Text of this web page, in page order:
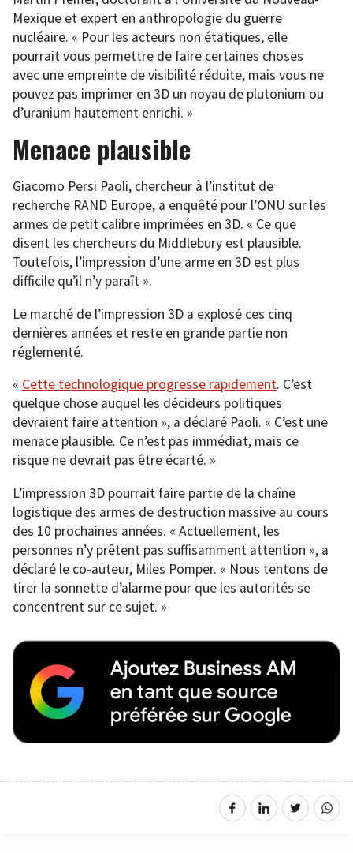
Mexique et expert en anthropologie du guerre
nucléaire. « Pour les acteurs non étatiques, elle
pourrait vous permettre de faire certaines choses
avec une empreinte de visibilité réduite, mais vous ne
pouvez pas imprimer en 3D un noyau de plutonium ou
d’uranium hautement enrichi. »
Menace plausible
Giacomo Persi Paoli, chercheur à l’institut de
recherche RAND Europe, a enquêté pour l’ONU sur les
armes de petit calibre imprimées en 3D. « Ce que
disent les chercheurs du Middlebury est plausible.
Toutefois, l’impression d’une arme en 3D est plus
difficile qu’il n’y paraît ».
Le marché de l’impression 3D a explosé ces cinq
dernières années et reste en grande partie non
réglementé.
« Cette technologique progresse rapidement. C’est
quelque chose auquel les décideurs politiques
devraient faire attention », a déclaré Paoli. « C’est une
menace plausible. Ce n’est pas immédiat, mais ce
risque ne devrait pas être écarté. »
L’impression 3D pourrait faire partie de la chaîne
logistique des armes de destruction massive au cours
des 10 prochaines années. « Actuellement, les
personnes n’y prêtent pas suffisamment attention », a
déclaré le co-auteur, Miles Pomper. « Nous tentons de
tirer la sonnette d’alarme pour que les autorités se
concentrent sur ce sujet. »